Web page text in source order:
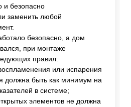
и безопасно
заменить любой
безопасно, а дом
при монтаже
правил:
или испарения
должна быть как минимум на
в системе;
элементов не должна